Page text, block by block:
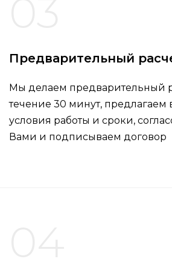
Предварительный
Мы делаем предварительный
течение 30 минут, предлагаем
условия работы и сроки,
Вами и подписываем договор